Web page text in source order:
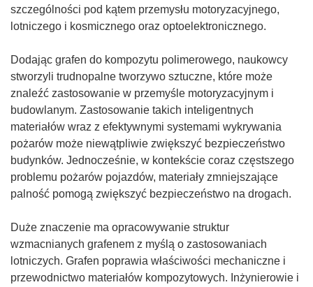
szczególności pod kątem przemysłu motoryzacyjnego,
lotniczego i kosmicznego oraz optoelektronicznego.
Dodając grafen do kompozytu polimerowego, naukowcy
stworzyli trudnopalne tworzywo sztuczne, które może
znaleźć zastosowanie w przemyśle motoryzacyjnym i
budowlanym. Zastosowanie takich inteligentnych
materiałów wraz z efektywnymi systemami wykrywania
pożarów może niewątpliwie zwiększyć bezpieczeństwo
budynków. Jednocześnie, w kontekście coraz częstszego
problemu pożarów pojazdów, materiały zmniejszające
palność pomogą zwiększyć bezpieczeństwo na drogach.
Duże znaczenie ma opracowywanie struktur
wzmacnianych grafenem z myślą o zastosowaniach
lotniczych. Grafen poprawia właściwości mechaniczne i
przewodnictwo materiałów kompozytowych. Inżynierowie i